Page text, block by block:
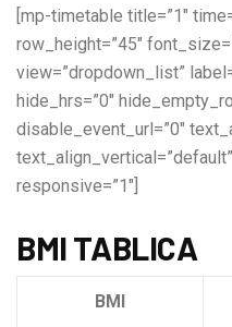
[mp-timetable title=”1″
row_height=”45″
view=”dropdown_list”
hide_hrs=”0″
disable_event_url=”0″
responsive=”1″]
BMI TABLICA
BMI